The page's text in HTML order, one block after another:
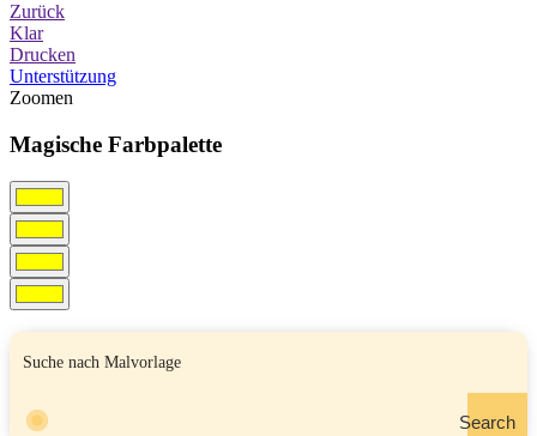
Zurück
Klar
Drucken
Unterstützung
Zoomen
Magische Farbpalette
Search